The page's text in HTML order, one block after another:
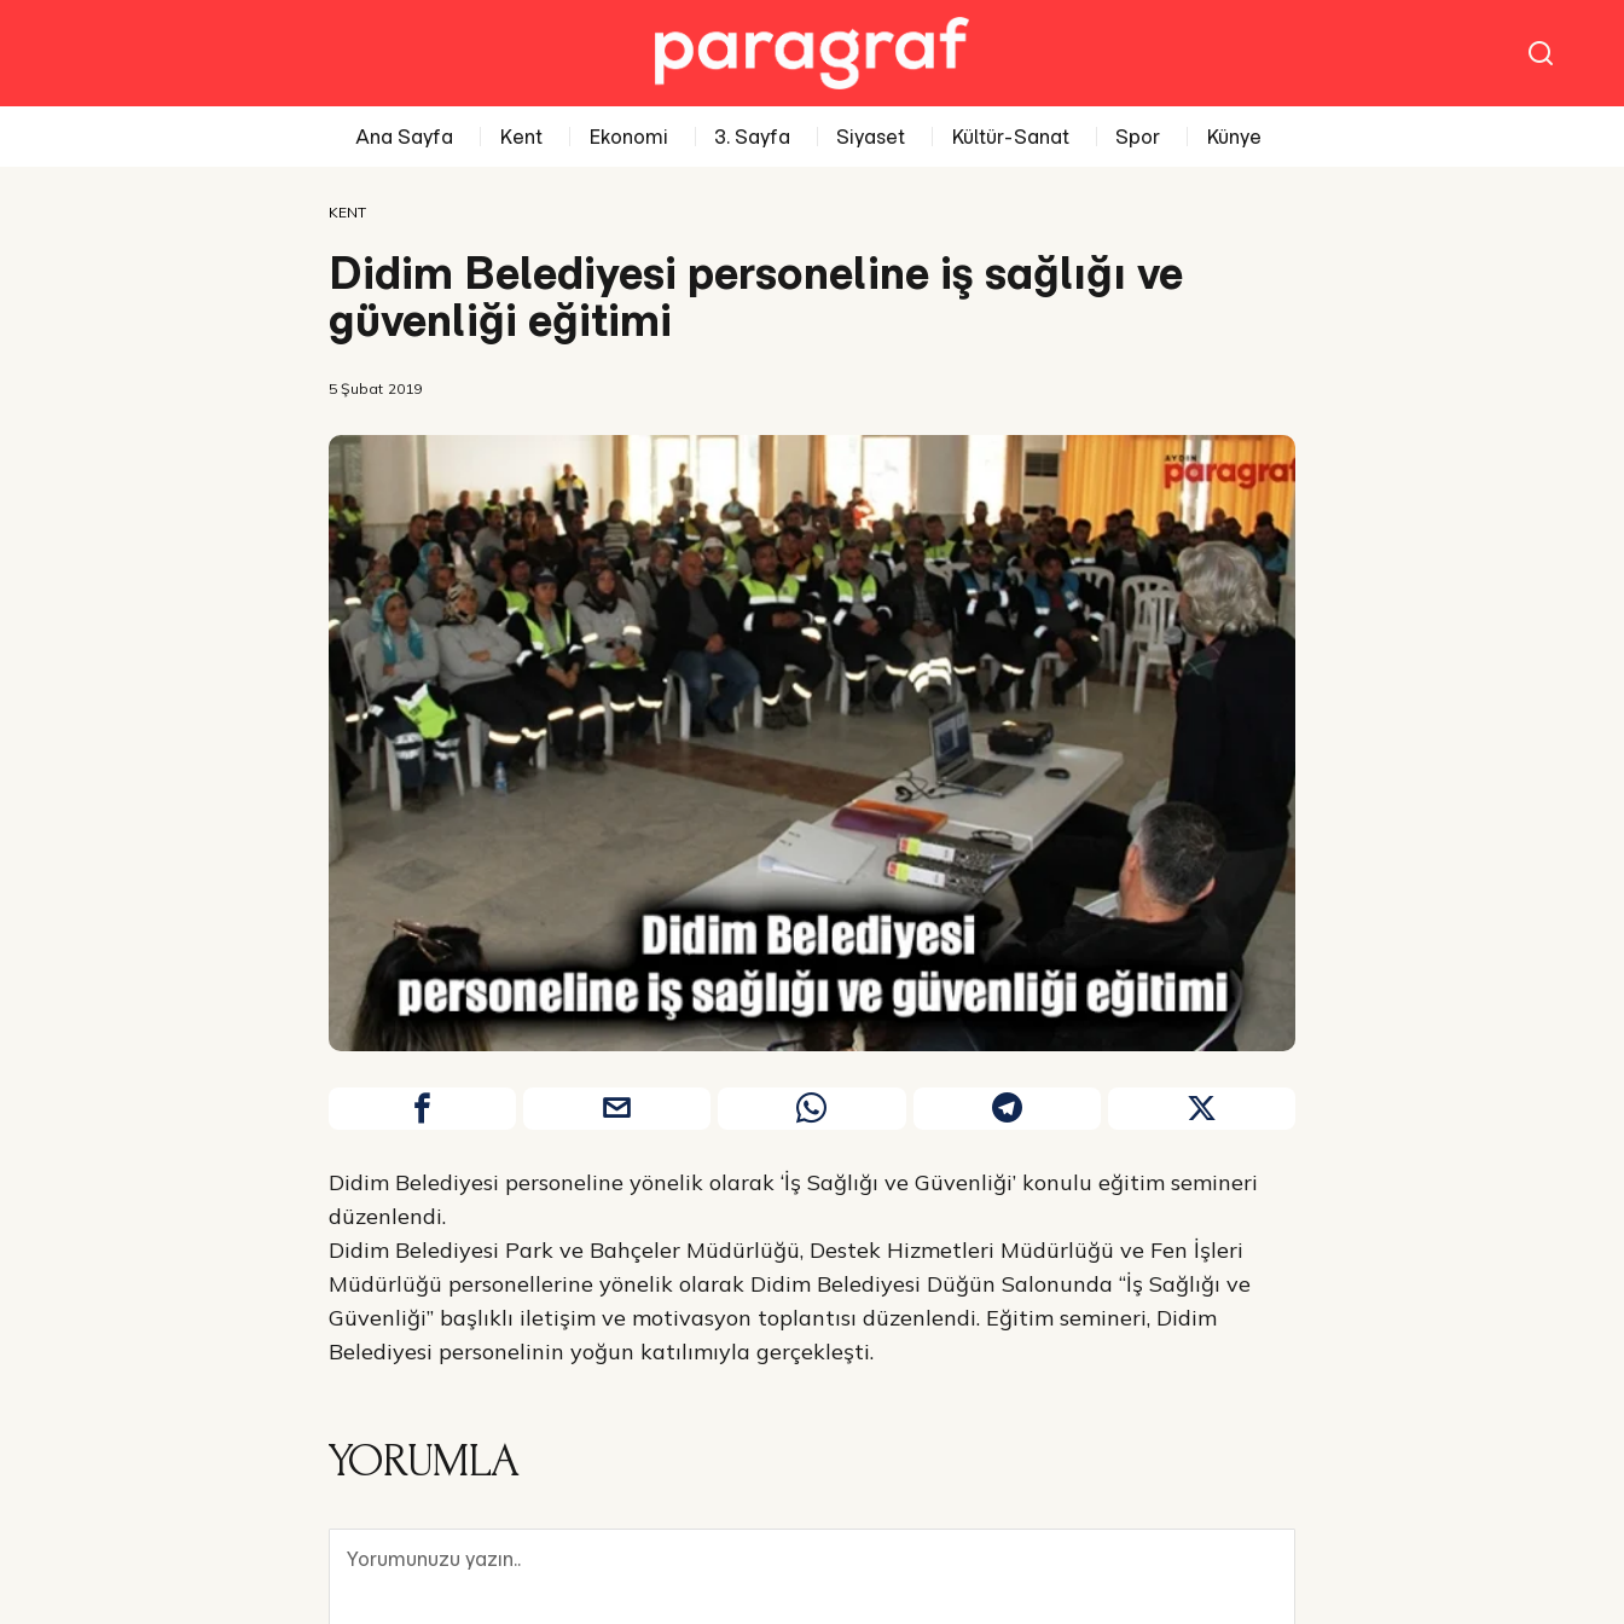
Ana Sayfa Kent Ekonomi 3. Sayfa Siyaset Kültür-Sanat Spor Künye
KENT
Didim Belediyesi personeline iş sağlığı ve
güvenliği eğitimi
5 Şubat 2019
Didim Belediyesi personeline yönelik olarak ‘İş Sağlığı ve Güvenliği’ konulu eğitim semineri
düzenlendi.
Didim Belediyesi Park ve Bahçeler Müdürlüğü, Destek Hizmetleri Müdürlüğü ve Fen İşleri
Müdürlüğü personellerine yönelik olarak Didim Belediyesi Düğün Salonunda “İş Sağlığı ve
Güvenliği” başlıklı iletişim ve motivasyon toplantısı düzenlendi. Eğitim semineri, Didim
Belediyesi personelinin yoğun katılımıyla gerçekleşti.
YORUMLA